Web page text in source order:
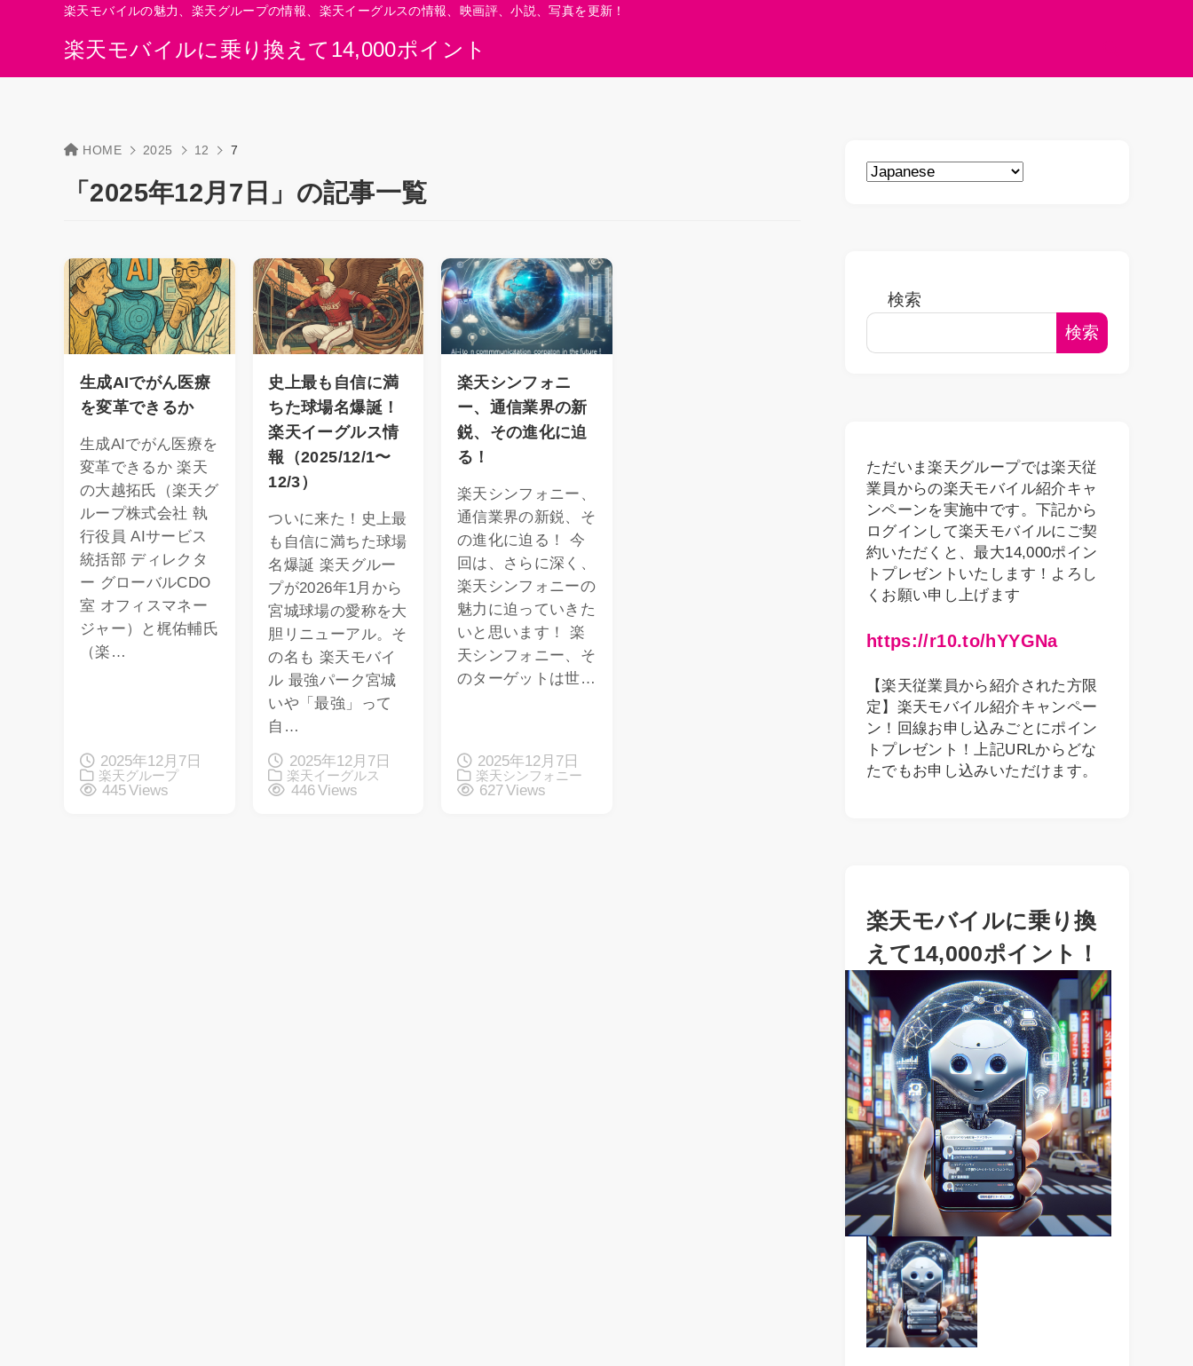
楽天モバイルに乗り換えて14,000ポイント
楽天モバイルの魅力、楽天グループの情報、楽天イーグルスの情報、映画評、小説、写真を更新！
HOME 2025 12 7
「2025年12月7日」の記事一覧
生成AIでがん医療
を変革できるか
生成AIでがん医療を
変革できるか 楽天
の大越拓氏（楽天グ
ループ株式会社 執
行役員 AIサービス
統括部 ディレクタ
ー グローバルCDO
室 オフィスマネー
ジャー）と梶佑輔氏
（楽…
2025年12月7日
楽天グループ
445 Views
史上最も自信に満
ちた球場名爆誕！
楽天イーグルス情
報（2025/12/1〜
12/3）
ついに来た！史上最
も自信に満ちた球場
名爆誕 楽天グルー
プが2026年1月から
宮城球場の愛称を大
胆リニューアル。そ
の名も 楽天モバイ
ル 最強パーク宮城
いや「最強」って
自…
2025年12月7日
楽天イーグルス
446 Views
楽天シンフォニ
ー、通信業界の新
鋭、その進化に迫
る！
楽天シンフォニー、
通信業界の新鋭、そ
の進化に迫る！ 今
回は、さらに深く、
楽天シンフォニーの
魅力に迫っていきた
いと思います！ 楽
天シンフォニー、そ
のターゲットは世…
2025年12月7日
楽天シンフォニー
627 Views
検索
検索
ただいま楽天グループでは楽天従
業員からの楽天モバイル紹介キャ
ンペーンを実施中です。下記から
ログインして楽天モバイルにご契
約いただくと、最大14,000ポイン
トプレゼントいたします！よろし
くお願い申し上げます
https://r10.to/hYYGNa
【楽天従業員から紹介された方限
定】楽天モバイル紹介キャンペー
ン！回線お申し込みごとにポイン
トプレゼント！上記URLからどな
たでもお申し込みいただけます。
楽天モバイルに乗り換
えて14,000ポイント！